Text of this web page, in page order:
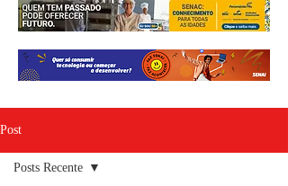
Post
Posts Recente